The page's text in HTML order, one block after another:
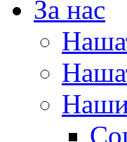
За нас